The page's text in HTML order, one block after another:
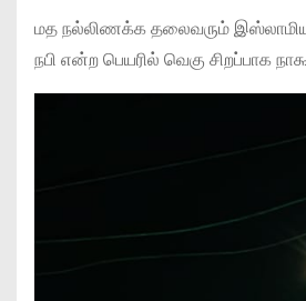
மத நல்லிணக்க தலைவரும் இஸ்லாமிய
நபி என்ற பெயரில் வெகு சிறப்பாக